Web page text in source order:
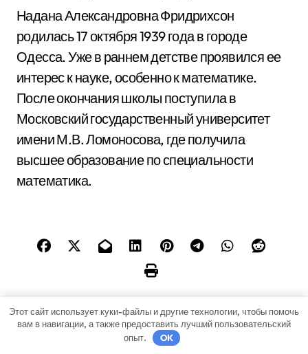
Надана Александровна Фридрихсон
родилась 17 октября 1939 года в городе
Одесса. Уже в раннем детстве проявился ее
интерес к науке, особенно к математике.
После окончания школы поступила в
Московский государственный университет
имени М.В. Ломоносова, где получила
высшее образование по специальности
математика.
Н
Чурикова Инна —
Этот сайт использует куки-файлы и другие технологии, чтобы помочь
вам в навигации, а также предоставить лучший пользовательский
опыт.
OK